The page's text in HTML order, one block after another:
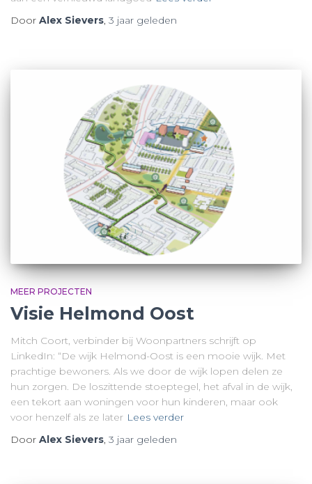
Door Alex Sievers, 3 jaar geleden
MEER PROJECTEN
Visie Helmond Oost
Mitch Coort, verbinder bij Woonpartners schrijft op
LinkedIn: “De wijk Helmond-Oost is een mooie wijk. Met
prachtige bewoners. Als we door de wijk lopen delen ze
hun zorgen. De loszittende stoeptegel, het afval in de wijk,
een tekort aan woningen voor hun kinderen, maar ook
voor henzelf als ze later Lees verder
Door Alex Sievers 3 jaar geleden